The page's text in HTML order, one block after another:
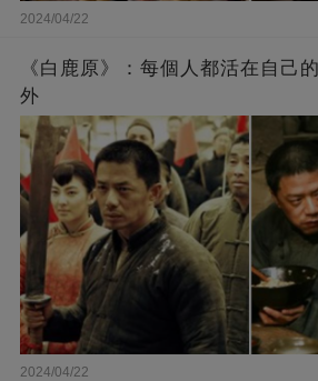
2024/04/22
《白鹿原》：每個人都活在自己
外
2024/04/22